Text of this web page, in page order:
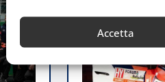
Accetta